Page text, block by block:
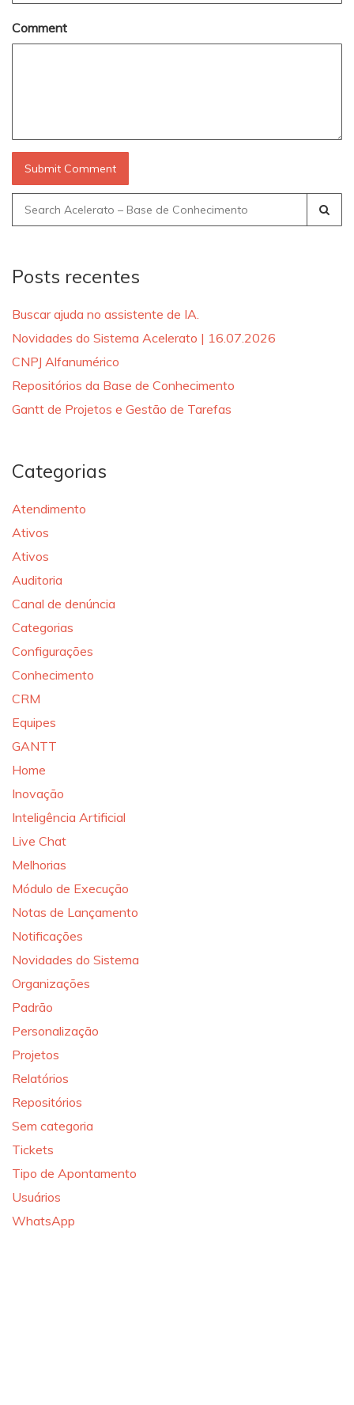
Comment
Search
for:
Posts recentes
Buscar ajuda no assistente de IA.
Novidades do Sistema Acelerato | 16.07.2026
CNPJ Alfanumérico
Repositórios da Base de Conhecimento
Gantt de Projetos e Gestão de Tarefas
Categorias
Atendimento
Ativos
Ativos
Auditoria
Canal de denúncia
Categorias
Configurações
Conhecimento
CRM
Equipes
GANTT
Home
Inovação
Inteligência Artificial
Live Chat
Melhorias
Módulo de Execução
Notas de Lançamento
Notificações
Novidades do Sistema
Organizações
Padrão
Personalização
Projetos
Relatórios
Repositórios
Sem categoria
Tickets
Tipo de Apontamento
Usuários
WhatsApp